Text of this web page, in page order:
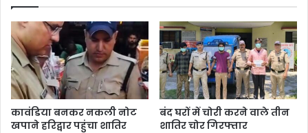
कावंडिया बनकर नकली नोट
खपाने हरिद्वार पहुंचा शातिर
बंद घरों में चोरी करने वाले तीन
शातिर चोर गिरफ्तार